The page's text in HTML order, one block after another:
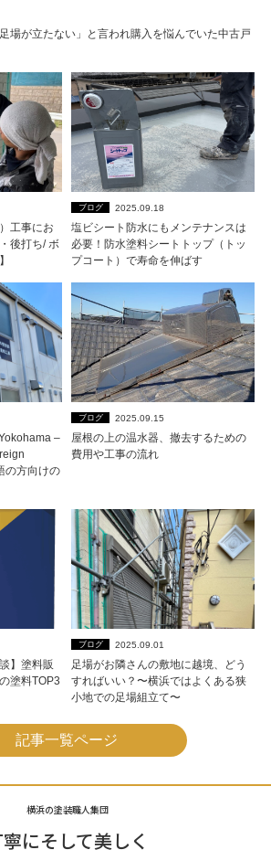
場が立たない」と言われ購入を悩んでいた中古戸
工事にお
後打ち/ ボ
ブログ 2025.09.18
塩ビシート防水にもメンテナンスは
必要！防水塗料シートトップ（トッ
プコート）で寿命を伸ばす
–
の方向けの
ブログ 2025.09.15
屋根の上の温水器、撤去するための
費用や工事の流れ
】塗料販
塗料TOP3
ブログ 2025.09.01
足場がお隣さんの敷地に越境、どう
すればいい？〜横浜ではよくある狭
小地での足場組立て〜
記事一覧ページ
横浜の塗装職人集団
にそして美しく